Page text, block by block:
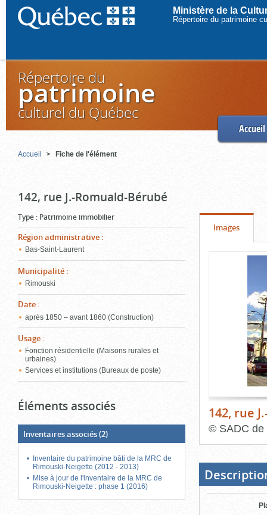
Ministère de la
Répertoire du patrimoine
Répertoire du
patrimoine
culturel du Québec
Accueil
Accueil Fiche de l'élément
142, rue J.-Romuald-Bérubé
Type : Patrimoine immobilier
Région administrative :
Bas-Saint-Laurent
Municipalité :
Rimouski
Date :
après 1850 – avant 1860 (Construction)
Usage :
Fonction résidentielle (Maisons rurales et
urbaines)
Services et institutions (Bureaux de poste)
Éléments associés
Inventaires associés(2)
Inventaire du patrimoine bâti de la MRC de
Rimouski-Neigette (2012 - 2013)
Mise à jour de l'inventaire de la MRC de
Rimouski-Neigette : phase 1 (2016)
Onglet
Images(cliquer
pour
Contenu
142, rue
© SADC
bloc
d'onglets